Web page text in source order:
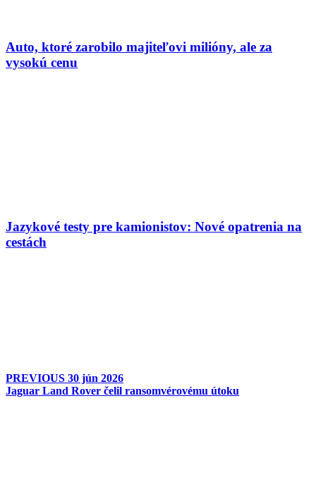
Auto, ktoré zarobilo majiteľovi milióny, ale za
vysokú cenu
Jazykové testy pre kamionistov: Nové opatrenia na
cestách
PREVIOUS 30 jún 2026
Jaguar Land Rover čelil ransomvérovému útoku